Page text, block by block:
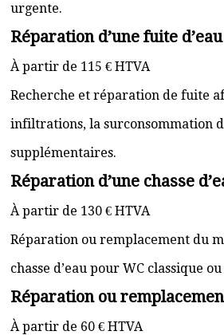
urgente.
Réparation d’une fuite d’eau
À partir de 115 € HTVA
Recherche et réparation de fuite
infiltrations, la surconsommation
supplémentaires.
Réparation d’une chasse
À partir de 130 € HTVA
Réparation ou remplacement du
chasse d’eau pour WC classique
Réparation ou
À partir de 60 € HTVA